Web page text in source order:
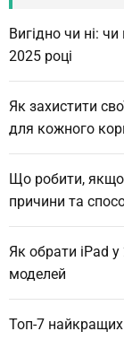
Вигідно чи ні:
2025 році
Як захистити
для кожного
Що робити, якщо
причини та
Як обрати iPad у
моделей
Топ-7 найкращих